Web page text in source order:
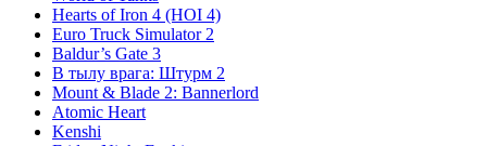
Hearts of Iron 4 (HOI 4)
Euro Truck Simulator 2
Baldur’s Gate 3
В тылу врага: Штурм 2
Mount & Blade 2: Bannerlord
Atomic Heart
Kenshi